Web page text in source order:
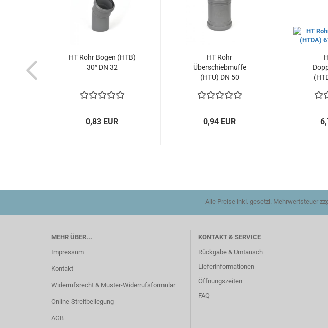
HT Rohr Bogen (HTB)
30° DN 32
0,83 EUR
HT Rohr
Überschiebmuffe
(HTU) DN 50
0,94 EUR
Alle Preise inkl. gesetzl. Mehrwertsteuer
MEHR ÜBER...
Impressum
Kontakt
Widerrufsrecht & Muster-Widerrufsformular
Online-Streitbeilegung
AGB
KONTAKT & SERVICE
Rückgabe & Umtausch
Lieferinformationen
Öffnungszeiten
FAQ